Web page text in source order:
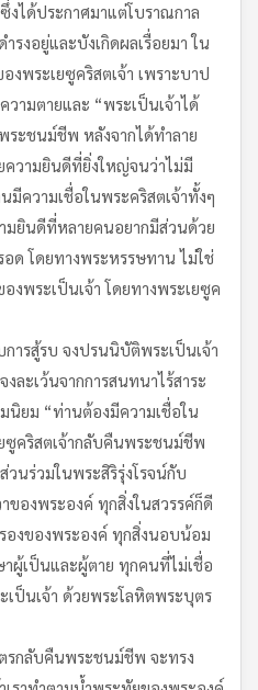
งได้ประกาศมาแต่โบราณกาล
รงอยู่และบังเกิดผลเรื่อยมา ใน
พระเยซูคริสตเจ้า เพราะบาป
วามตายและ “พระเป็นเจ้าได้
ะชนม์ชีพ หลังจากได้ทำลาย
ความยินดีที่ยิ่งใหญ่จนว่าไม่มี
มีความเชื่อในพระคริสตเจ้าทั้งๆ
มยินดีที่หลายคนอยากมีส่วนด้วย
ด โดยทางพระหรรษทาน ไม่ใช่
งพระเป็นเจ้า โดยทางพระเยซูค
ารสู้รบ จงปรนนิบัติพระเป็นเจ้า
งละเว้นจากการสนทนาไร้สาระ
นิยม “ท่านต้องมีความเชื่อใน
ซูคริสตเจ้ากลับคืนพระชนม์ชีพ
วนร่วมในพระสิริรุ่งโรจน์กับ
ของพระองค์ ทุกสิ่งในสวรรค์ก็ดี
งของพระองค์ ทุกสิ่งนอบน้อม
ผู้เป็นและผู้ตาย ทุกคนที่ไม่เชื่อ
เป็นเจ้า ด้วยพระโลหิตพระบุตร
รกลับคืนพระชนม์ชีพ จะทรง